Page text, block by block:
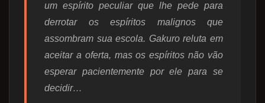
um espírito peculiar que lhe pede para
derrotar os espíritos malignos que
assombram sua escola. Gakuro reluta em
aceitar a oferta, mas os espíritos não vão
esperar pacientemente por ele para se
decidir…